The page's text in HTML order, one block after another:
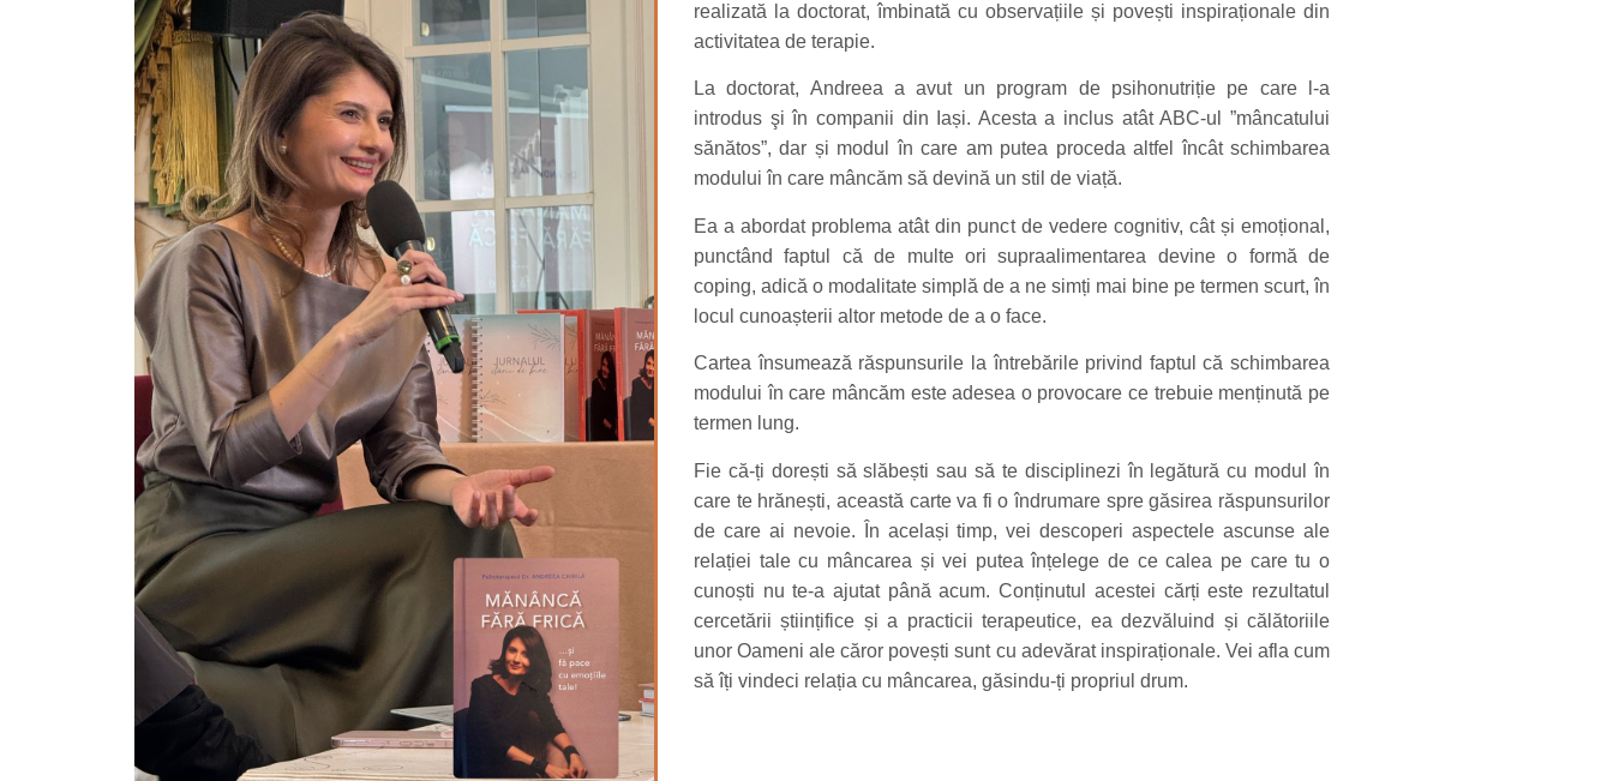
realizată la doctorat, îmbinată cu observațiile și povești inspiraționale din
activitatea de terapie.
La doctorat, Andreea a avut un program de psihonutriție pe care l-a
introdus şi în companii din Iași. Acesta a inclus atât ABC-ul ”mâncatului
sănătos”, dar și modul în care am putea proceda altfel încât schimbarea
modului în care mâncăm să devină un stil de viață.
Ea a abordat problema atât din punct de vedere cognitiv, cât și emoțional,
punctând faptul că de multe ori supraalimentarea devine o formă de
coping, adică o modalitate simplă de a ne simți mai bine pe termen scurt, în
locul cunoașterii altor metode de a o face.
Cartea însumează răspunsurile la întrebările privind faptul că schimbarea
modului în care mâncăm este adesea o provocare ce trebuie menținută pe
termen lung.
Fie că-ți dorești să slăbești sau să te disciplinezi în legătură cu modul în
care te hrănești, această carte va fi o îndrumare spre găsirea răspunsurilor
de care ai nevoie. În același timp, vei descoperi aspectele ascunse ale
relației tale cu mâncarea și vei putea înțelege de ce calea pe care tu o
cunoști nu te-a ajutat până acum. Conținutul acestei cărți este rezultatul
cercetării științifice și a practicii terapeutice, ea dezvăluind și călătoriile
unor Oameni ale căror povești sunt cu adevărat inspiraționale. Vei afla cum
să îți vindeci relația cu mâncarea, găsindu-ți propriul drum.